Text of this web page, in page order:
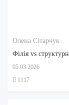
Олена Сітарчук
Філія vs
05.03.2026
1117